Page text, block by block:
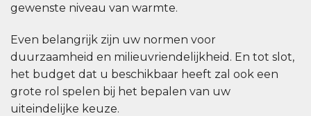
gewenste niveau van warmte.
Even belangrijk zijn uw normen voor
duurzaamheid en milieuvriendelijkheid. En tot slot,
het budget dat u beschikbaar heeft zal ook een
grote rol spelen bij het bepalen van uw
uiteindelijke keuze.